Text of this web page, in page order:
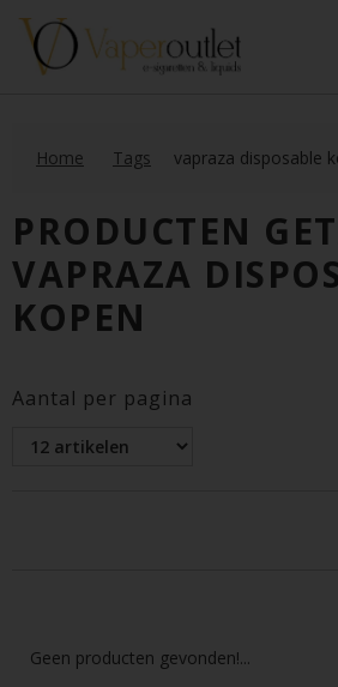
Home Tags vapraza disposable
PRODUCTEN
VAPRAZA
KOPEN
Aantal per pagina
Geen producten gevonden!...